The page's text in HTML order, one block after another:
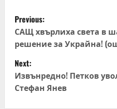
P
o
s
t
n
Previous:
САЩ хвърлиха света в
решение за Украйна!
Next:
Извънредно! Петков
Стефан Янев